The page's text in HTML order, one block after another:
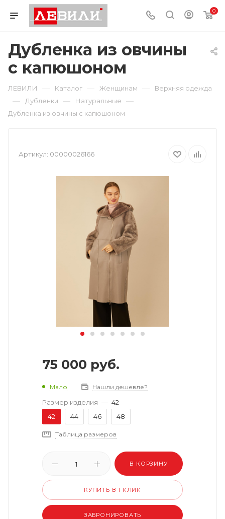
0
Дубленка из овчины
с капюшоном
ЛЕВИЛИ — Каталог — Женщинам — Верхняя одежда
— Дубленки — Натуральные —
Дубленка из овчины с капюшоном
Артикул: 00000026166
75 000 руб.
Мало Нашли дешевле?
Размер изделия — 42
42
44 46 48
Таблица размеров
В КОРЗИНУ
КУПИТЬ В 1 КЛИК
ЗАБРОНИРОВАТЬ